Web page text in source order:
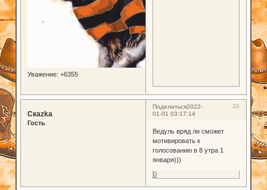
Уважение: +6355
Поделиться 26
2022-
01-01 03:17:14
Скаzka
Гость
Ведуль вряд ли сможет
мотивировать к
голосованию в 8 утра 1
января)))
0